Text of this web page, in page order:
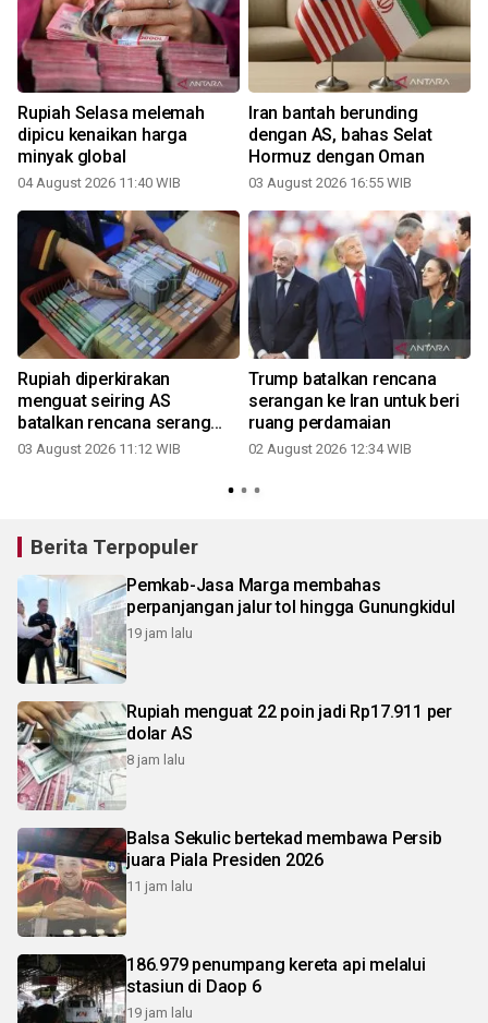
Rupiah Selasa melemah
dipicu kenaikan harga
minyak global
04 August 2026 11:40 WIB
Iran bantah berunding
dengan AS, bahas Selat
Hormuz dengan Oman
03 August 2026 16:55 WIB
Rupiah diperkirakan
menguat seiring AS
batalkan rencana serang
Iran
03 August 2026 11:12 WIB
Trump batalkan rencana
serangan ke Iran untuk beri
ruang perdamaian
02 August 2026 12:34 WIB
Berita Terpopuler
Pemkab-Jasa Marga membahas
perpanjangan jalur tol hingga Gunungkidul
19 jam lalu
Rupiah menguat 22 poin jadi Rp17.911 per
dolar AS
8 jam lalu
Balsa Sekulic bertekad membawa Persib
juara Piala Presiden 2026
11 jam lalu
186.979 penumpang kereta api melalui
stasiun di Daop 6
19 jam lalu